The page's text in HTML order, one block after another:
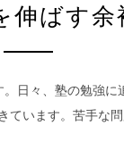
ばす余
日々、塾の勉強
ています。苦手な